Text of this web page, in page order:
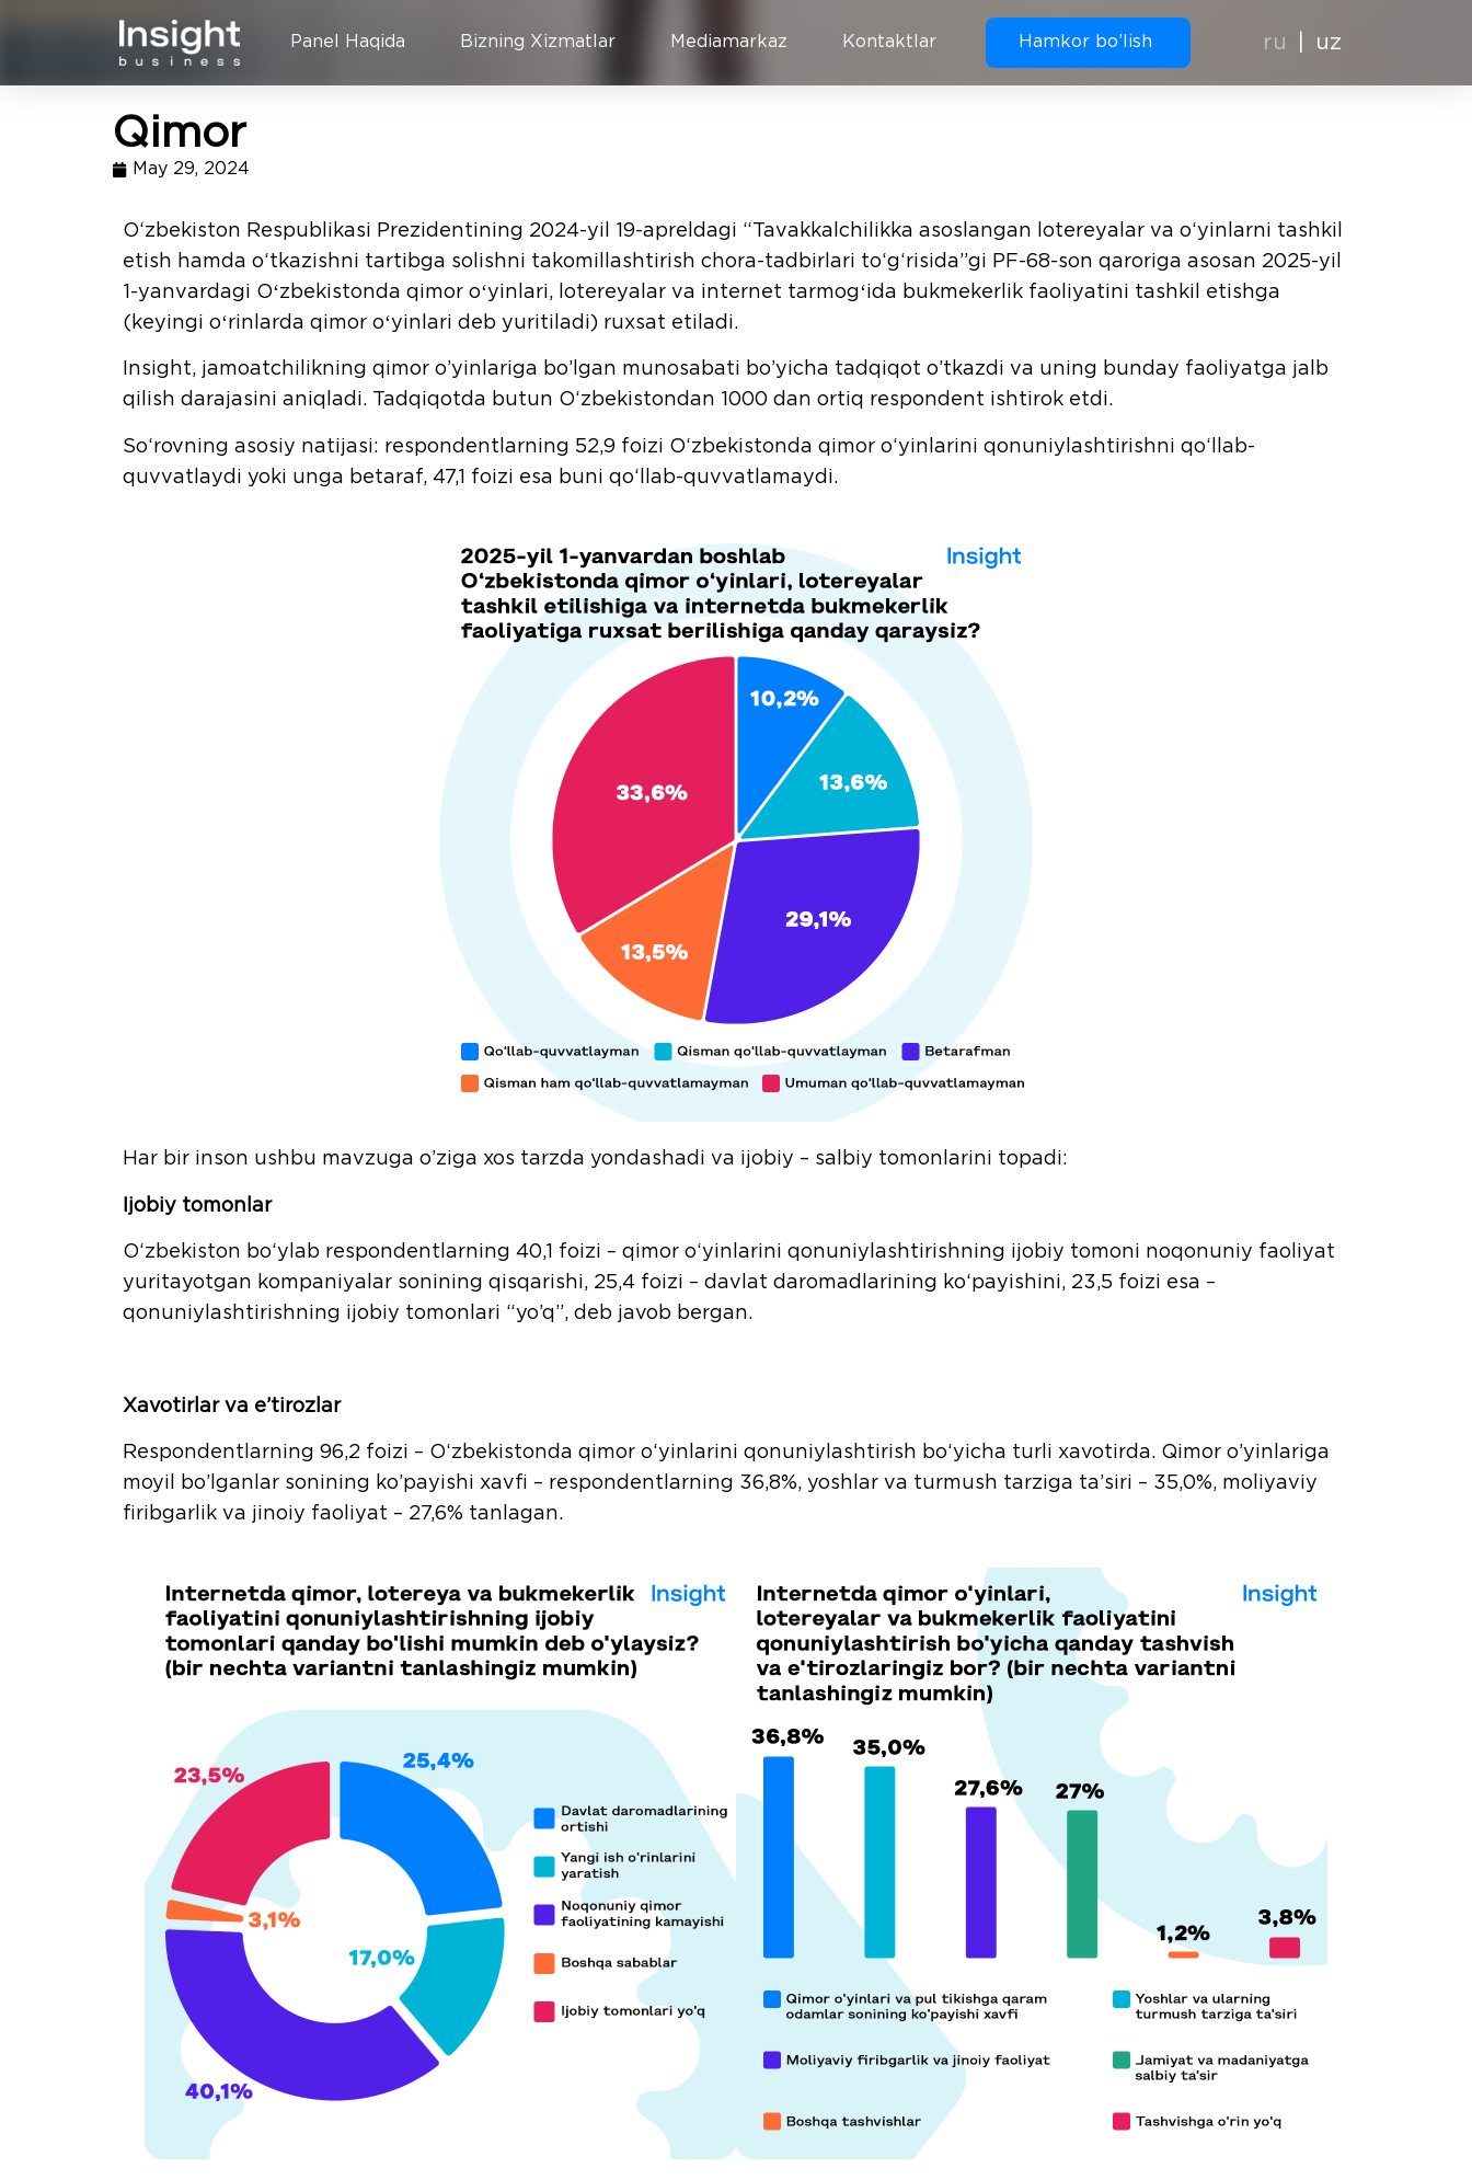
Panel Haqida Bizning Xizmatlar Mediamarkaz Kontaktlar Hamkor bo’lish ru uz
Qimor
May 29, 2024
O‘zbekiston Respublikasi Prezidentining 2024-yil 19-apreldagi “Tavakkalchilikka asoslangan lotereyalar va o‘yinlarni tashkil
etish hamda o‘tkazishni tartibga solishni takomillashtirish chora-tadbirlari to‘g‘risida”gi PF-68-son qaroriga asosan 2025-yil
1-yanvardagi Oʻzbekistonda qimor oʻyinlari, lotereyalar va internet tarmogʻida bukmekerlik faoliyatini tashkil etishga
(keyingi oʻrinlarda qimor oʻyinlari deb yuritiladi) ruxsat etiladi.
Insight, jamoatchilikning qimor o’yinlariga bo’lgan munosabati bo’yicha tadqiqot o’tkazdi va uning bunday faoliyatga jalb
qilish darajasini aniqladi. Tadqiqotda butun O‘zbekistondan 1000 dan ortiq respondent ishtirok etdi.
So‘rovning asosiy natijasi: respondentlarning 52,9 foizi O‘zbekistonda qimor o‘yinlarini qonuniylashtirishni qo‘llab-
quvvatlaydi yoki unga betaraf, 47,1 foizi esa buni qo‘llab-quvvatlamaydi.
Har bir inson ushbu mavzuga o’ziga xos tarzda yondashadi va ijobiy – salbiy tomonlarini topadi:
Ijobiy tomonlar
O‘zbekiston bo‘ylab respondentlarning 40,1 foizi – qimor o‘yinlarini qonuniylashtirishning ijobiy tomoni noqonuniy faoliyat
yuritayotgan kompaniyalar sonining qisqarishi, 25,4 foizi – davlat daromadlarining ko‘payishini, 23,5 foizi esa –
qonuniylashtirishning ijobiy tomonlari “yo’q”, deb javob bergan.
Xavotirlar va e’tirozlar
Respondentlarning 96,2 foizi – O‘zbekistonda qimor o‘yinlarini qonuniylashtirish bo‘yicha turli xavotirda. Qimor o’yinlariga
moyil bo’lganlar sonining ko’payishi xavfi – respondentlarning 36,8%, yoshlar va turmush tarziga ta’siri – 35,0%, moliyaviy
firibgarlik va jinoiy faoliyat – 27,6% tanlagan.